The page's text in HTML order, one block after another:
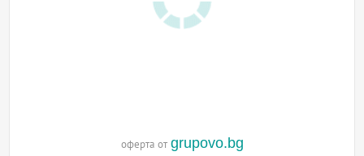
оферта от grupovo.bg